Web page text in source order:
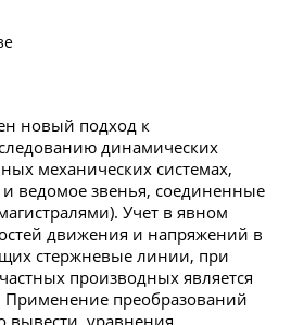
новый подход к
динамических
механических системах,
ведомое звенья, соединенные
Учет в явном
движения и напряжений в
стержневые линии, при
производных является
Применение преобразований
вывести уравнения,